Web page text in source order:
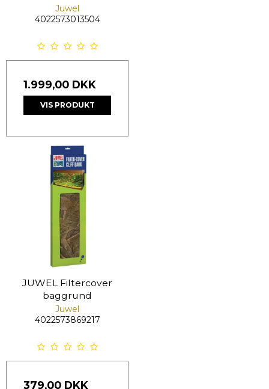
Juwel
4022573013504
1.999,00 DKK
VIS PRODUKT
JUWEL Filtercover
baggrund
Juwel
4022573869217
379,00 DKK